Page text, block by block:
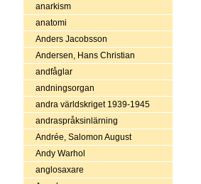
anarkism
anatomi
Anders Jacobsson
Andersen, Hans Christian
andfåglar
andningsorgan
andra världskriget 1939-1945
andraspråksinlärning
Andrée, Salomon August
Andy Warhol
anglosaxare